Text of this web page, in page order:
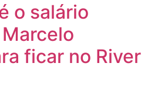
o salário
ficar no River